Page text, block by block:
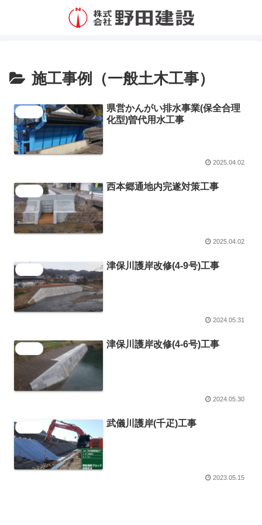
施工事例（一般土木工事）
県営かんがい排水事業(保全合理
化型)曽代用水工事
2025.04.02
西本郷通地内完遂対策工事
2025.04.02
津保川護岸改修(4-9号)工事
2024.05.31
津保川護岸改修(4-6号)工事
2024.05.30
武儀川護岸(千疋)工事
2023.05.15